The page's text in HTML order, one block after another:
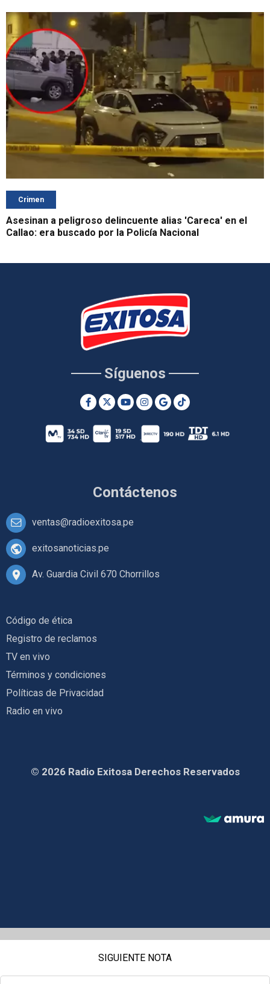
Crimen
Asesinan a peligroso delincuente alias 'Careca' en el
Callao: era buscado por la Policía Nacional
Contáctenos
ventas@radioexitosa.pe
exitosanoticias.pe
Av. Guardia Civil 670 Chorrillos
Síguenos
Código de ética
Registro de reclamos
TV en vivo
Términos y condiciones
Políticas de Privacidad
Radio en vivo
© 2026 Radio Exitosa Derechos Reservados
SIGUIENTE NOTA